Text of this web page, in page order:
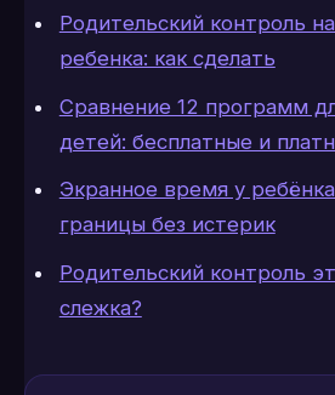
Родительский контроль
ребенка: как сделать
Сравнение 12 программ
детей: бесплатные и
Экранное время у
границы без истерик
Родительский контроль
слежка?